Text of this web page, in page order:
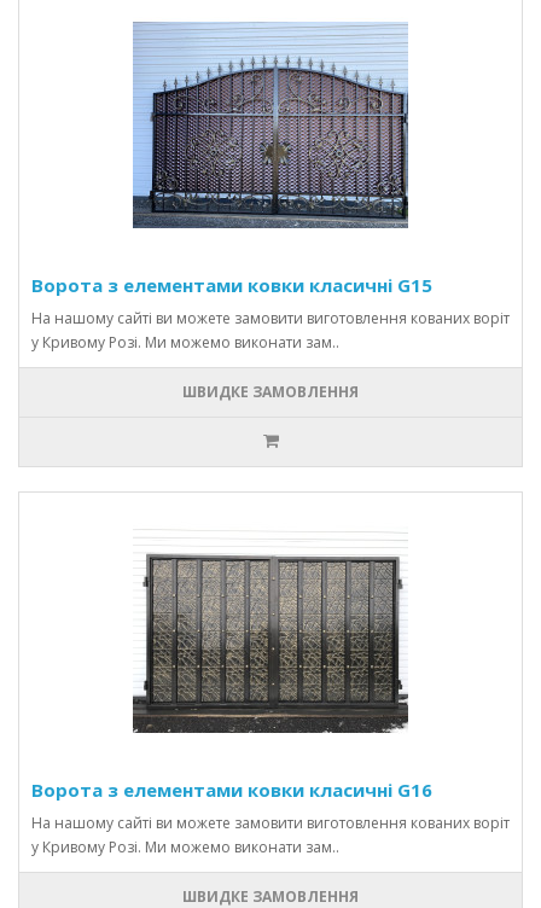
Ворота з елементами ковки класичні G15
На нашому сайті ви можете замовити виготовлення кованих воріт
у Кривому Розі. Ми можемо виконати зам..
ШВИДКЕ ЗАМОВЛЕННЯ
Ворота з елементами ковки класичні G16
На нашому сайті ви можете замовити виготовлення кованих воріт
у Кривому Розі. Ми можемо виконати зам..
ШВИДКЕ ЗАМОВЛЕННЯ